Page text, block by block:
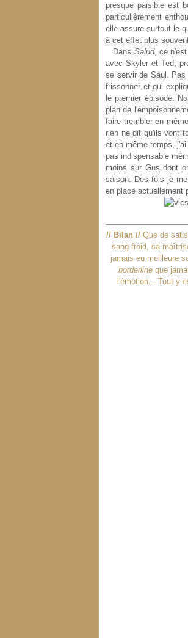
presque paisible est
particulièrement
elle assure surtout le
à cet effet plus
Dans Salud, ce
avec Skyler et Ted,
se servir de Saul.
frissonner et qui
le premier épisode.
plan de
faire trembler en
rien ne dit qu'ils vont
et en même temps,
pas indispensable
moins sur Gus dont
saison. Des fois je
en place actuellement
// Bilan // Que de
sang froid, sa
jamais eu meilleure
borderlineque
l'émotion... Tout y